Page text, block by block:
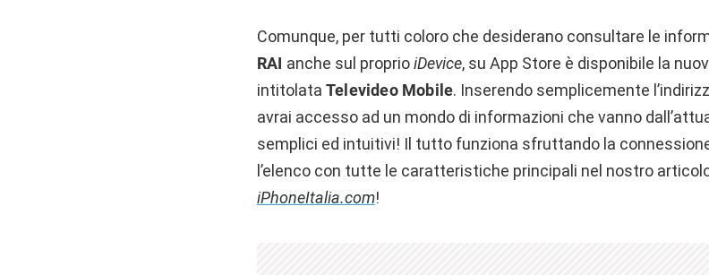
Comunque, per tutti coloro che desiderano consultare le
RAI anche sul proprioiDevice, su App Store è disponibile la
intitolata Televideo Mobile. Inserendo semplicemente
avrai accesso ad un mondo di informazioni che vanno
semplici ed intuitivi! Il tutto funziona sfruttando la
l’elenco con tutte le caratteristiche principali nel nostro
iPhoneItalia.com!